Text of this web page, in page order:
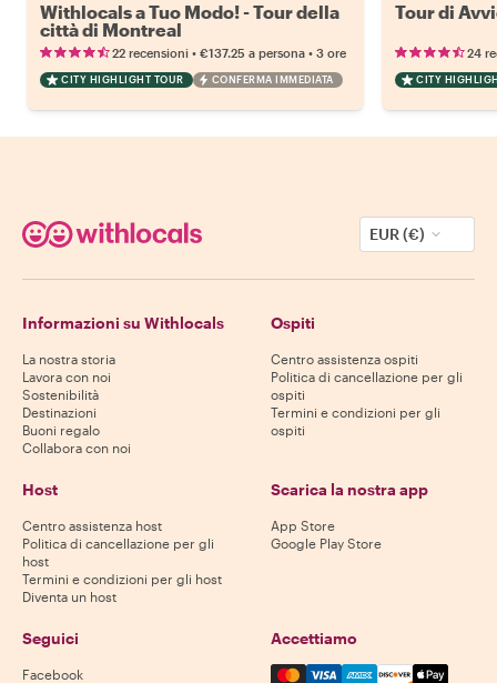
Withlocals a Tuo Modo! - Tour della
città di Montreal
22 recensioni • €137.25 a persona • 3 ore
CITY HIGHLIGHT TOUR CONFERMA IMMEDIATA
Tour di
24
CITY
EUR (€)
Informazioni su Withlocals
La nostra storia
Lavora con noi
Sostenibilità
Destinazioni
Buoni regalo
Collabora con noi
Ospiti
Centro assistenza ospiti
Politica di cancellazione per gli
ospiti
Termini e condizioni per gli
ospiti
Host
Centro assistenza host
Politica di cancellazione per gli
host
Termini e condizioni per gli host
Diventa un host
Scarica la nostra app
App Store
Google Play Store
Seguici
Facebook
Accettiamo
Mastercard, Visa, Amex,